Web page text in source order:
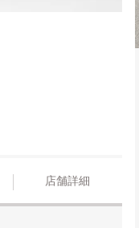
店舗詳細